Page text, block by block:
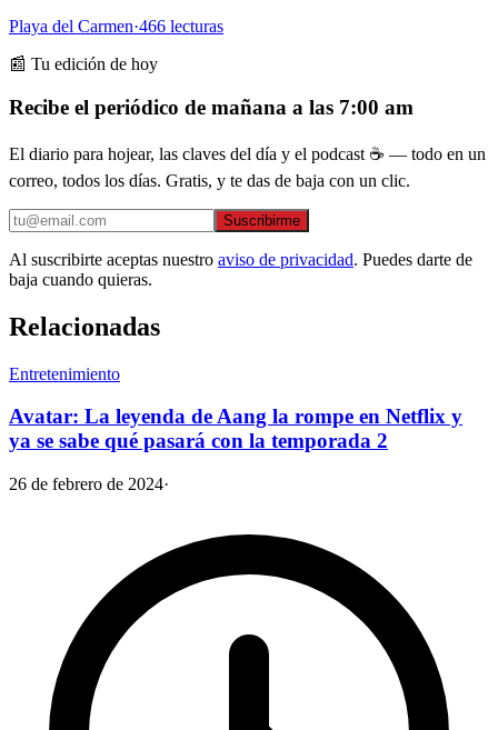
Playa del Carmen·466 lecturas
📰 Tu edición de hoy
Recibe el periódico de mañana a las 7:00 am
El diario para hojear, las claves del día y el podcast ☕ — todo en un
correo, todos los días. Gratis, y te das de baja con un clic.
Suscribirme
Al suscribirte aceptas nuestro aviso de privacidad. Puedes darte de
baja cuando quieras.
Relacionadas
Entretenimiento
Avatar: La leyenda de Aang la rompe en Netflix y
ya se sabe qué pasará con la temporada 2
26 de febrero de 2024·